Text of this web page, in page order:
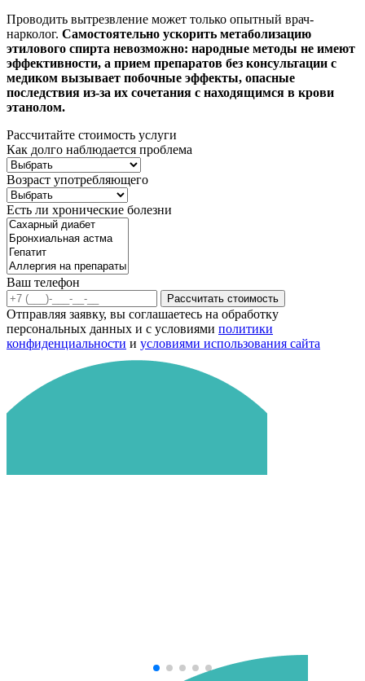
Проводить вытрезвление может только опытный врач-
нарколог. Самостоятельно ускорить метаболизацию
этилового спирта невозможно: народные методы не имеют
эффективности, а прием препаратов без консультации с
медиком вызывает побочные эффекты, опасные
последствия из-за их сочетания с находящимся в крови
этанолом.
Рассчитайте стоимость услуги
Как долго наблюдается проблема
Возраст употребляющего
Есть ли хронические болезни
Ваш телефон
Рассчитать стоимость
Отправляя заявку, вы соглашаетесь на обработку
персональных данных и с условиями политики
конфиденциальности и условиями использования сайта